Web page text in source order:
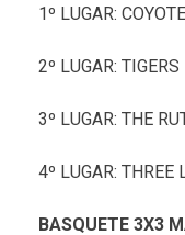
1º LUGAR:
2º LUGAR: TIGERS
3º LUGAR: THE
4º LUGAR: THREE
BASQUETE 3X3